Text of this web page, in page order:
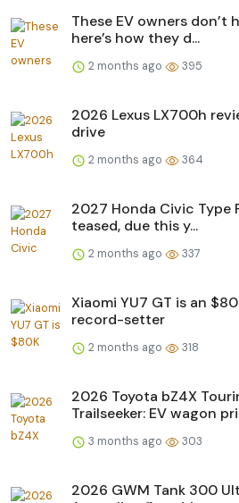
These EV owners don’t
here’s how they d...
2 months ago 395
2026 Lexus LX700h
drive
2 months ago 364
2027 Honda Civic Type
teased, due this y...
2 months ago 337
Xiaomi YU7 GT is an
record-setter
2 months ago 318
2026 Toyota bZ4X
Trailseeker: EV wagon
3 months ago 303
2026 GWM Tank 300